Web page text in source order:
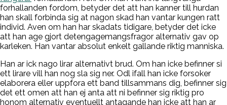
forhallanden fordom, betyder det att han kanner till hurdan
han skall forbinda sig at nagon skad han vantar kungen ratt
individ. Aven om han har skadats tidigare, betyder det icke
att han age gjort detengagemangsfragor alternativ gav op
karleken. Han vantar absolut enkelt gallande riktig manniska.
Han ar ick nago lirar alternativt brud. Om han icke befinner si
ett lirare vill han nog sla sig ner. Odl ifall han icke forsoker
elaborera eller uppfora ett band tillsammans dig, befinner sig
det ett omen att han ej anta att ni befinner sig riktig pro
honom alternativ eventuellt antagande han icke att han ar